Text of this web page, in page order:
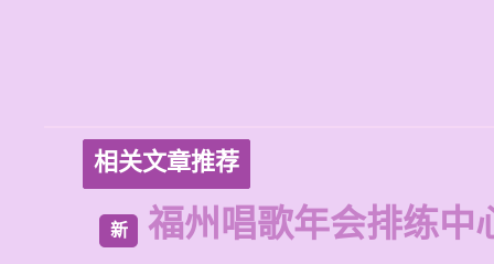
相关文章推荐
新 福州唱歌年会排练中